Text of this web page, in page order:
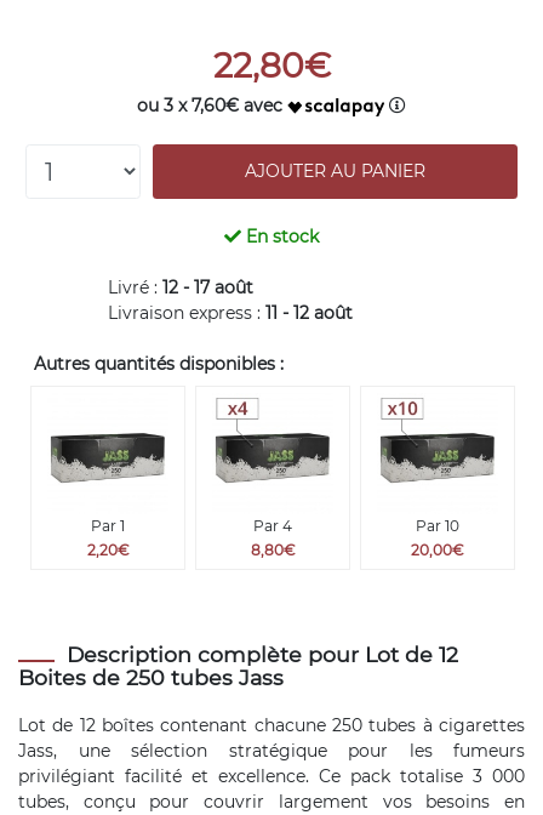
22,80€
ou 3 x 7,60€ avec
En stock
Livré : 12 - 17 août
Livraison express : 11 - 12 août
Autres quantités disponibles :
Par 1
2,20€
Par 4
8,80€
Par 10
20,00€
Description complète pour Lot de 12
Boites de 250 tubes Jass
Lot de 12 boîtes contenant chacune 250 tubes à cigarettes
Jass, une sélection stratégique pour les fumeurs
privilégiant facilité et excellence. Ce pack totalise 3 000
tubes, conçu pour couvrir largement vos besoins en